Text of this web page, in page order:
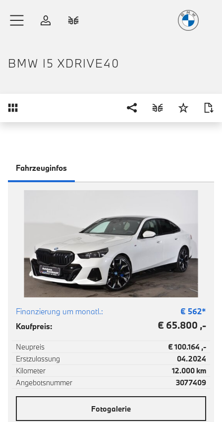
Anmelden
BMW I5 XDRIVE40
Fahrzeuginfos
Finanzierung um monatl.: € 562*
Kaufpreis:
€ 65.800 ,-
Neupreis
€ 100.164 ,-
Erstzulassung
04.2024
Kilometer
12.000 km
Angebotsnummer
3077409
Fotogalerie